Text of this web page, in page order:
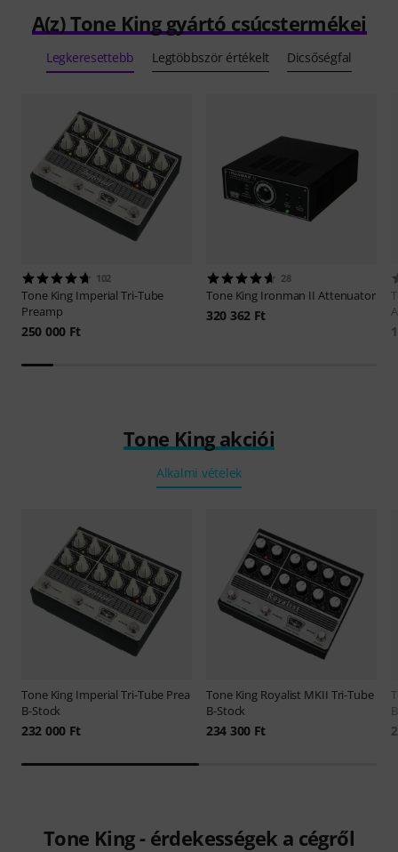
A(z) Tone King gyártó csúcstermékei
Legkeresettebb Legtöbbször értékelt Dicsőségfal
102
Tone King Imperial Tri-Tube
Preamp
250 000 Ft
28
Tone King Ironman II Attenuator
320 362 Ft
Tone King akciói
Alkalmi vételek
Tone King Imperial Tri-Tube Prea
B-Stock
232 000 Ft
Tone King Royalist MKII Tri-Tube
B-Stock
234 300 Ft
Tone King - érdekességek a cégről